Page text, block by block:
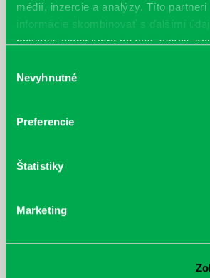
médií, inzercie a analýzy. Títo
informácie skombinovať s ďalšími
poskytli, alebo ktoré od vás získali,
súhlasu
Nevyhnutné
Preferencie
Štatistiky
Marketing
McGrath, Andy: Tadej Pogačar:
nezastaviteľný